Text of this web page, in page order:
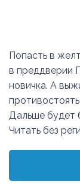
Попасть в
в преддверии
новичка. А
Дальше будет
Читать без